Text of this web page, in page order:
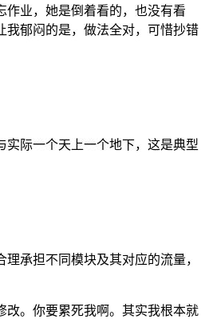
作业，她是倒着看的，也没有看
我郁闷的是，做法全对，可惜抄错
实际一个天上一个地下，这是典型
承担不同模块及其对应的流量，
改。你要累死我啊。其实我根本就